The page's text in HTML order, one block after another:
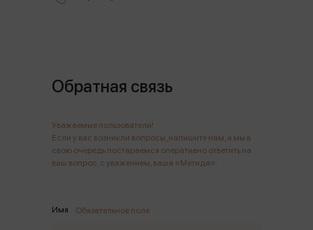
Обратная связь
Уважаемые пользователи!
Если у вас возникли вопросы, напишите нам, а мы в
свою очередь постараемся оперативно ответить на
ваш вопрос, с уважением, ваша «Метида».
Имя Обязательное поле